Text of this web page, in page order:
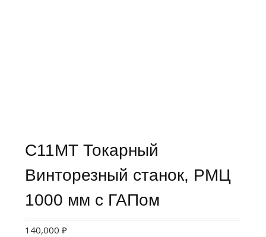
С11МТ Токарный
Винторезный станок, РМЦ
1000 мм с ГАПом
140,000 ₽